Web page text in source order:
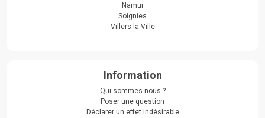
Namur
Soignies
Villers-la-Ville
Information
Qui sommes-nous ?
Poser une question
Déclarer un effet indésirable